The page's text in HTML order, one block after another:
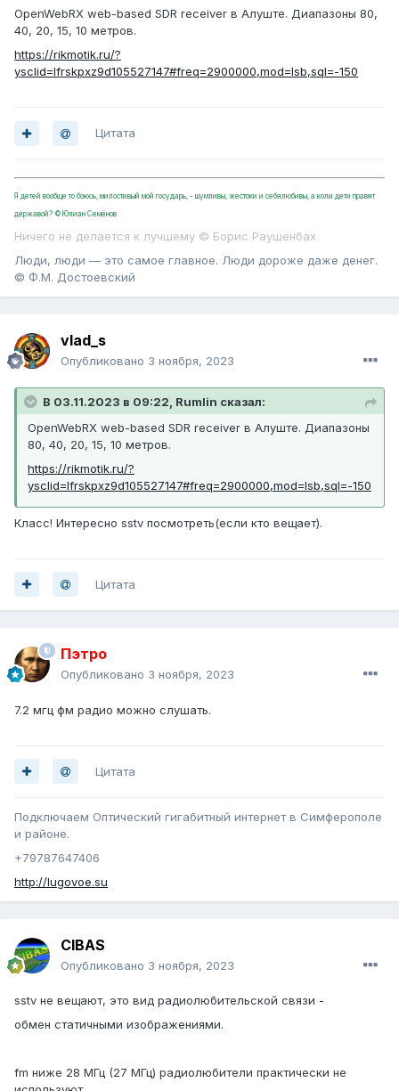
OpenWebRX web-based SDR receiver в Алуште. Диапазоны 80,
40, 20, 15, 10 метров.
https://rikmotik.ru/?
ysclid=lfrskpxz9d105527147#freq=2900000,mod=lsb,sql=-150
Цитата
Я детей вообще то боюсь, милостивый мой государь, - шумливы, жестоки и себялюбивы, а коли дети правят
державой? ©Юлиан Семёнов
Ничего не делается к лучшему © Борис Раушенбах
Люди, люди — это самое главное. Люди дороже даже денег.
© Ф.М. Достоевский
vlad_s
Опубликовано 3 ноября, 2023
В 03.11.2023 в 09:22, Rumlin сказал:
OpenWebRX web-based SDR receiver в Алуште. Диапазоны
80, 40, 20, 15, 10 метров.
https://rikmotik.ru/?
ysclid=lfrskpxz9d105527147#freq=2900000,mod=lsb,sql=-150
Класс! Интересно sstv посмотреть(если кто вещает).
Цитата
Пэтро
Опубликовано 3 ноября, 2023
7.2 мгц фм радио можно слушать.
Цитата
Подключаем Оптический гигабитный интернет в Симферополе
и районе.
+79787647406
http://lugovoe.su
CIBAS
Опубликовано 3 ноября, 2023
sstv не вещают, это вид радиолюбительской связи -
обмен статичными изображениями.
fm ниже 28 МГц (27 МГц) радиолюбители практически не